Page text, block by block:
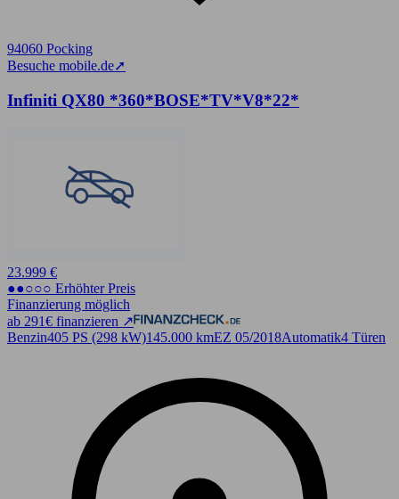
94060 Pocking
Besuche mobile.de➚
Infiniti QX80 *360*BOSE*TV*V8*22*
23.999 €
●●○○○ Erhöhter Preis
Finanzierung möglich
ab 291€ finanzieren ↗
Benzin405 PS (298 kW)145.000 kmEZ 05/2018Automatik4 Türen